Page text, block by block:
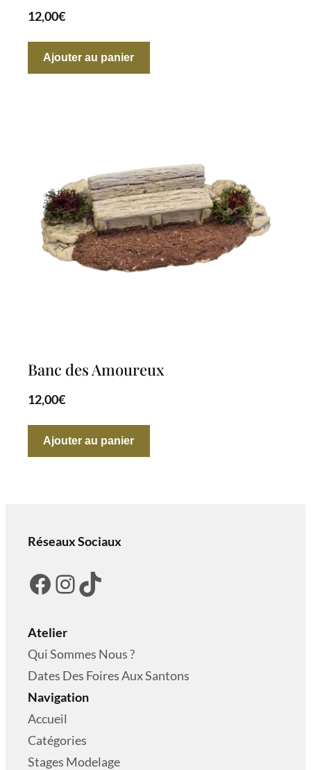
12,00€
Ajouter au panier
Banc des Amoureux
12,00€
Ajouter au panier
Réseaux Sociaux
Facebook Instagram TikTok
Atelier
Qui Sommes Nous ?
Dates Des Foires Aux Santons
Navigation
Accueil
Catégories
Stages Modelage